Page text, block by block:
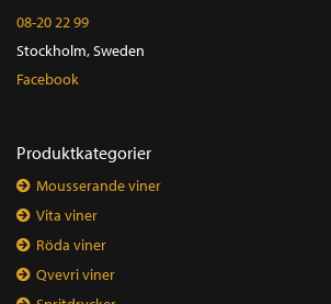
08-20 22 99
Stockholm, Sweden
Facebook
Produktkategorier
Mousserande viner
Vita viner
Röda viner
Qvevri viner